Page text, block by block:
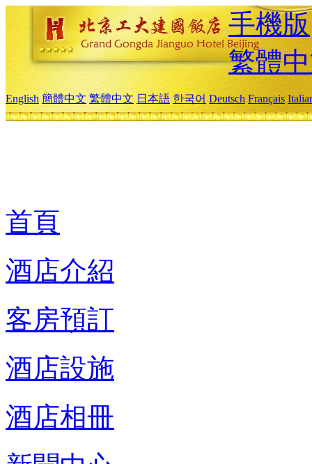
手機版
繁體
English 簡體中文 繁體中文 日本語 한국어 Deutsch Français
首頁
酒店介紹
客房預訂
酒店設施
酒店相冊